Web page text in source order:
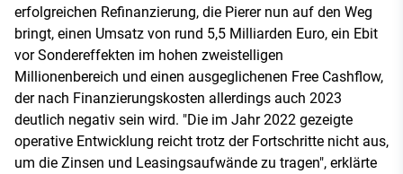
erfolgreichen Refinanzierung, die Pierer nun auf den Weg
bringt, einen Umsatz von rund 5,5 Milliarden Euro, ein Ebit
vor Sondereffekten im hohen zweistelligen
Millionenbereich und einen ausgeglichenen Free Cashflow,
der nach Finanzierungskosten allerdings auch 2023
deutlich negativ sein wird. "Die im Jahr 2022 gezeigte
operative Entwicklung reicht trotz der Fortschritte nicht aus,
um die Zinsen und Leasingsaufwände zu tragen", erklärte